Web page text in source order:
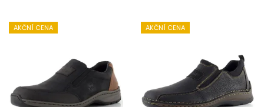
AKČNÍ CENA AKČNÍ CENA